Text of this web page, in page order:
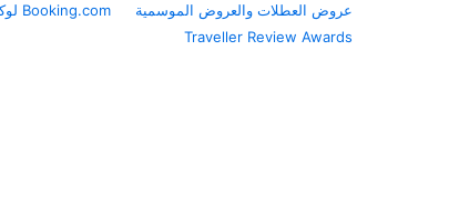
عروض العطلات والعروض الموسمية
Traveller Review Awards
Booking.com لوكلاء السفر